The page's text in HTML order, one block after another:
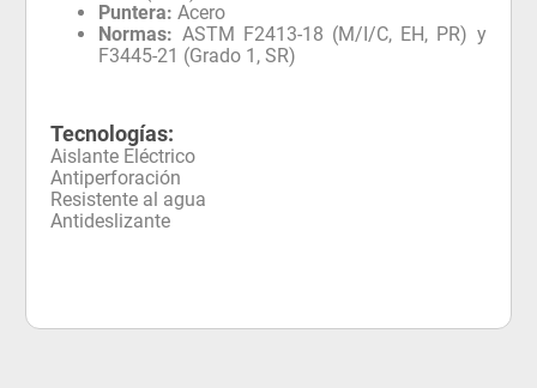
Puntera: Acero
Normas: ASTM F2413-18 (M/I/C, EH, PR) y
F3445-21 (Grado 1, SR)
Tecnologías:
Aislante Eléctrico
Antiperforación
Resistente al agua
Antideslizante